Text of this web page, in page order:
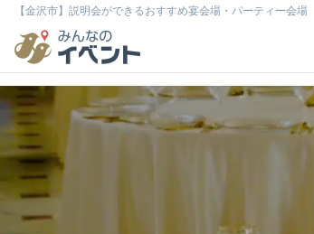
【金沢市】説明会ができるおすすめ宴会場・パーティー会場